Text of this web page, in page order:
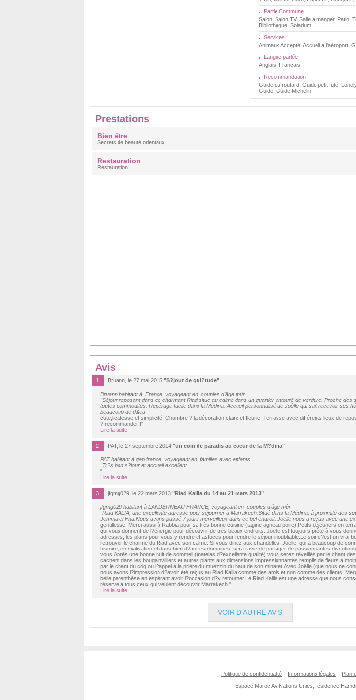
Partie Commune
Salon, Salon TV, Salle à manger, Patio,
Bibliothèque, Solarium,
Services
Animaux Accepté, Accueil à l'aéroport,
Langue parlée
Anglais, Français,
Recommandation
Guide du routard, Guide petit futé,
Guide, Guide Michelin,
Prestations
Bien être
Secrets de beauté orientaux
Restauration
Restauration
Avis
1 Bruann, le 27 mai 2015 "S?jour de qui?tude"
Bruann habitant à France, voyageant en couples d'âge mûr
"Séjour reposant dans ce charmant Riad situé au calme dans un quartier entouré de verdure. Proche des
toutes commodités. Repérage facile dans la Médina. Accueil personnalisé de Joêlle qui sait recevoir ses
beaucoup de d&ea
cute;licatesse et simplicité. Chambre ? la décoration claire et fleurie. Terrasse avec différents lieux de
? recommander !"
Lire la suite
2 PAT, le 27 septembre 2014 "un coin de paradis au coeur de la M?dina"
PAT habitant à gap france, voyageant en familles avec enfants
"Tr?s bon s?jour et accueil excellent
"
Lire la suite
3 jfgmg029, le 22 mars 2013 "Riad Kalila du 14 au 21 mars 2013"
jfgmg029 habitant à LANDERNEAU FRANCE, voyageant en couples d'âge mûr
"Riad KALIA, une excellente adresse pour séjourner à Marrakech.Situé dans la Médina, à proximité des
Jemma el Fna.Nous avons passé 7 jours merveilleux dans ce bel endroit. Joëlle nous a reçus avec une
gentillesse. Merci aussi à Rabbia pour sa très bonne cuisine (tagine agneau poire).Petits déjeuners en
qui vous donnent de l?énergie pour découvrir de très beaux endroits. Joëlle est toujours prête à vous
adresses, les plans pour vous y rendre et astuces pour rendre le séjour inoubliable.Le soir c?est un vrai
retrouver le charme du Riad avec son calme. Si vous dinez aux chandelles, Joëlle, qui a beaucoup de
histoire, en civilisation et dans bien d?autres domaines, sera ravie de partager de passionnantes
vous.Après une bonne nuit de sommeil (matelas d?excellente qualité) vous serez réveillés par le chant
cachent dans les bougainvilliers et autres plants aux dimensions impressionnantes remplis de fleurs à
par le chant du coq ou l?appel à la prière du muezzin du haut de son minaret.Avec Joëlle (que nous ne
nous avons l?impression d?avoir été reçus au Riad Kalila comme des amis et non comme des clients.
belle parenthèse en espérant avoir l?occasion d?y retourner.Le Riad Kalila est une adresse que nous
réserve à tous ceux qui veulent découvrir Marrakech."
Lire la suite
VOIR D'AUTRE AVIS
Politique de confidentialité | Informations légales | Plan
Espace Maroc Av Nations Unies, résidence